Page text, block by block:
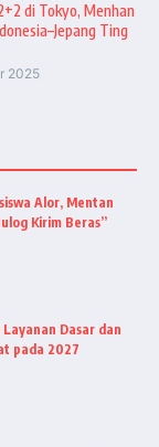
di Tokyo, Menhan
Ting
2025
Alor, Mentan
Kirim Beras”
Dasar dan
pada 2027